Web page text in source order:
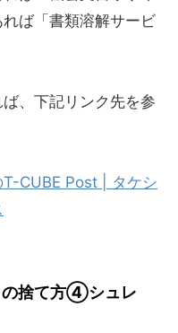
ば「書類溶解サービ
、下記リンク先を参
T-CUBE Post | タケシ
の捨て方④シュレ